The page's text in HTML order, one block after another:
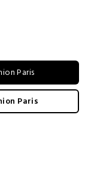
Paris
Paris